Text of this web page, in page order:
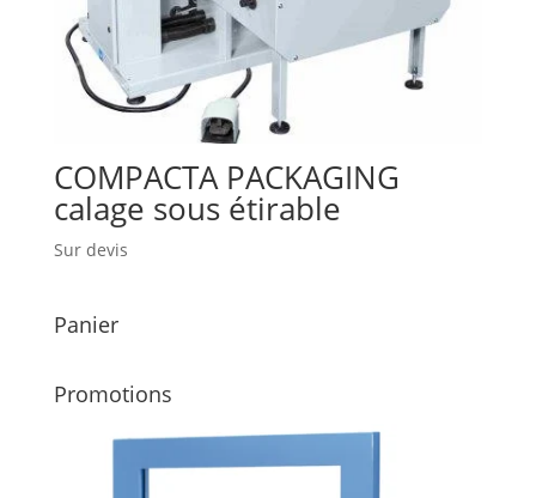
COMPACTA PACKAGING
calage sous étirable
Sur devis
Panier
Promotions